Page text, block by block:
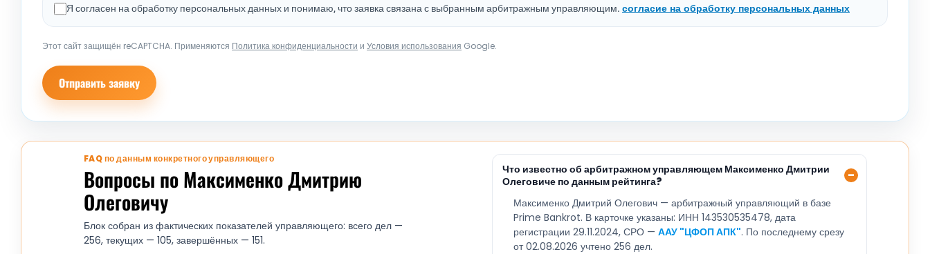
Я согласен на обработку персональных данных и понимаю, что заявка связана с выбранным арбитражным управляющим.согласие на обработку персональных данных
Этот сайт защищён reCAPTCHA. Применяются Политика конфиденциальности и Условия использования Google.
Отправить заявку
FAQ по данным конкретного управляющего
Вопросы по Максименко Дмитрию
Олеговичу
Блок собран из фактических показателей управляющего: всего дел —
256, текущих — 105, завершённых — 151.
Что известно об арбитражном управляющем Максименко Дмитрии
Олеговиче по данным рейтинга?
Максименко Дмитрий Олегович — арбитражный управляющий в базе
Prime Bankrot. В карточке указаны: ИНН 143530535478, дата
регистрации 29.11.2024, СРО — ААУ "ЦФОП АПК". По последнему срезу
от 02.08.2026 учтено 256 дел.